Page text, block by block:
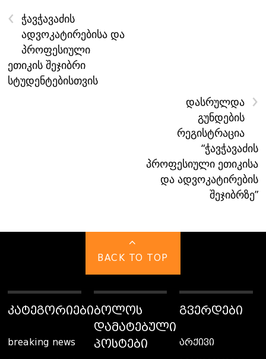
‹
ჭავჭავაძის
ადვოკატირებისა და
პროფესიული
ეთიკის შეჯიბრი
სტუდენტებისთვის
›
დასრულდა
გუნდების
რეგისტრაცია
“ჭავჭავაძის
პროფესიული ეთიკისა
და ადვოკატირების
შეჯიბრზე”
BACK TO TOP
ᲙᲐᲢᲔᲒᲝᲠᲘᲔᲑᲘ
breaking news
ᲑᲝᲚᲝᲡ
ᲓᲐᲛᲐᲢᲔᲑᲣᲚᲘ
ᲞᲝᲡᲢᲔᲑᲘ
ᲒᲕᲔᲠᲓᲔᲑᲘ
არქივი